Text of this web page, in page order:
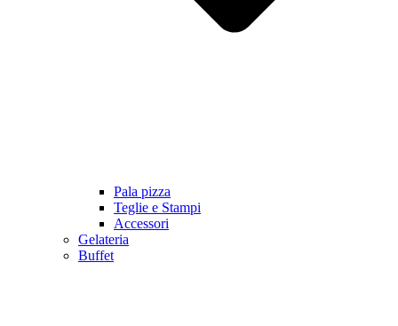
Pala pizza
Teglie e Stampi
Accessori
Gelateria
Buffet